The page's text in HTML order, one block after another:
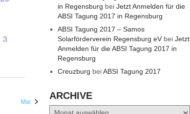
VERANSTALTUNGEN,
0
VERANSTALTUNGEN,
3
Mai
in Regensburg beiJetzt Anmelden für die
ABSI Tagung 2017 in Regensburg
ABSI Tagung 2017 – Samos
Solarförderverein Regensburg eV beiJetzt
Anmelden für die ABSI Tagung 2017 in
Regensburg
Creuzburg beiABSI Tagung 2017
ARCHIVE
Archive